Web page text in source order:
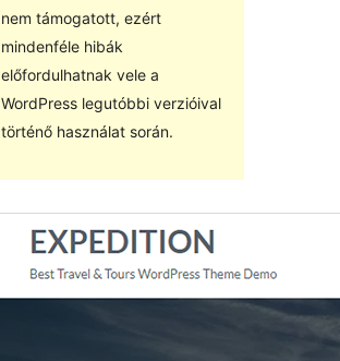
nem támogatott, ezért
mindenféle hibák
előfordulhatnak vele a
WordPress legutóbbi verzióival
történő használat során.